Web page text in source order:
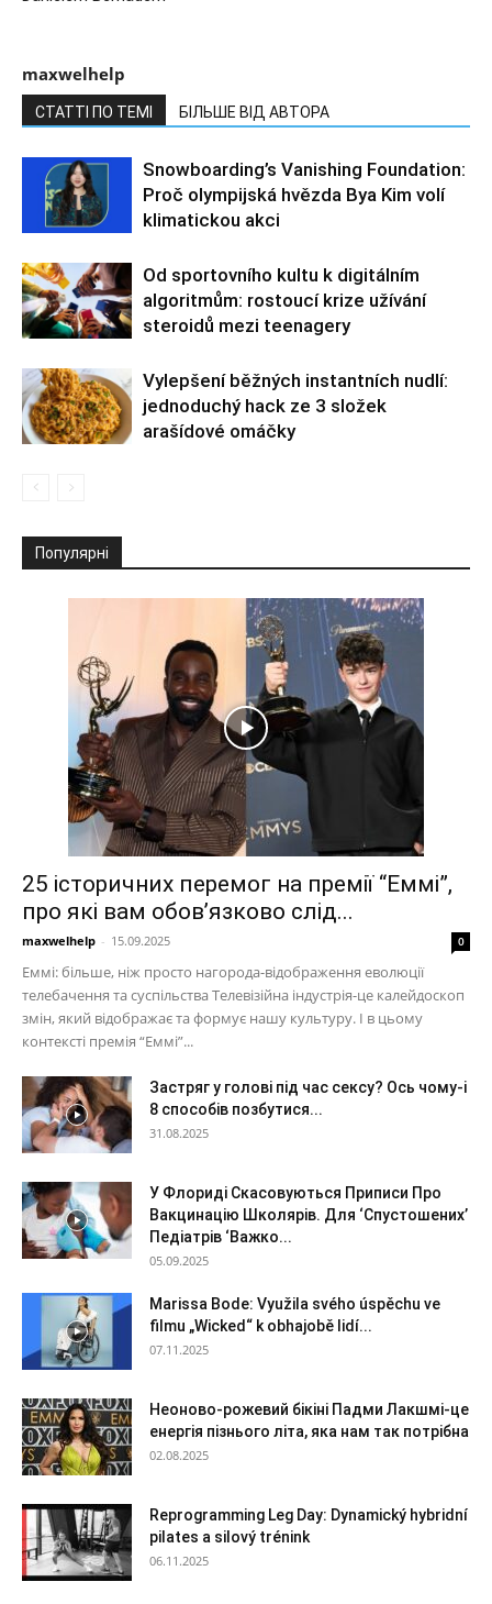
maxwelhelp
СТАТТІ ПО ТЕМІ БІЛЬШЕ ВІД АВТОРА
Snowboarding’s Vanishing Foundation:
Proč olympijská hvězda Bya Kim volí
klimatickou akci
Od sportovního kultu k digitálním
algoritmům: rostoucí krize užívání
steroidů mezi teenagery
Vylepšení běžných instantních nudlí:
jednoduchý hack ze 3 složek
arašídové omáčky
Популярні
25 історичних перемог на премії “Еммі”,
про які вам обов’язково слід...
maxwelhelp - 15.09.2025 0
Еммі: більше, ніж просто нагорода-відображення еволюції
телебачення та суспільства Телевізійна індустрія-це калейдоскоп
змін, який відображає та формує нашу культуру. І в цьому
контексті премія “Еммі”...
Застряг у голові під час сексу? Ось чому-і
8 способів позбутися...
31.08.2025
У Флориді Скасовуються Приписи Про
Вакцинацію Школярів. Для ‘Спустошених’
Педіатрів ‘Важко...
05.09.2025
Marissa Bode: Využila svého úspěchu ve
filmu „Wicked“ k obhajobě lidí...
07.11.2025
Неоново-рожевий бікіні Падми Лакшмі-це
енергія пізнього літа, яка нам так потрібна
02.08.2025
Reprogramming Leg Day: Dynamický hybridní
pilates a silový trénink
06.11.2025